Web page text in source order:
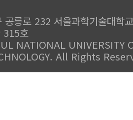
릉로 232 서울과학기술대학
315호
NATIONAL UNIVERSITY
All Rights